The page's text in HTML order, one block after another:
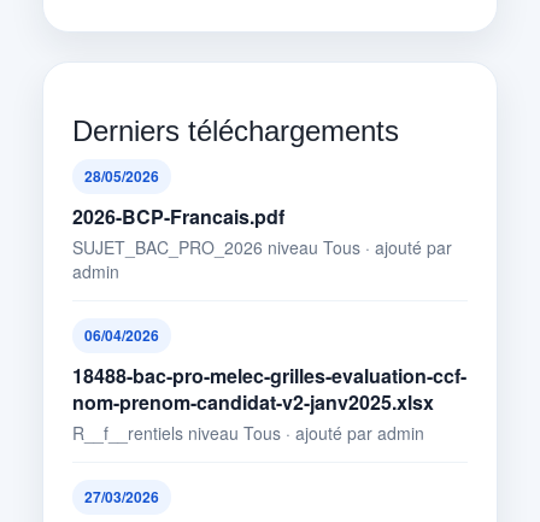
Derniers téléchargements
28/05/2026
2026-BCP-Francais.pdf
SUJET_BAC_PRO_2026 niveau Tous · ajouté par
admin
06/04/2026
18488-bac-pro-melec-grilles-evaluation-ccf-
nom-prenom-candidat-v2-janv2025.xlsx
R__f__rentiels niveau Tous · ajouté par admin
27/03/2026